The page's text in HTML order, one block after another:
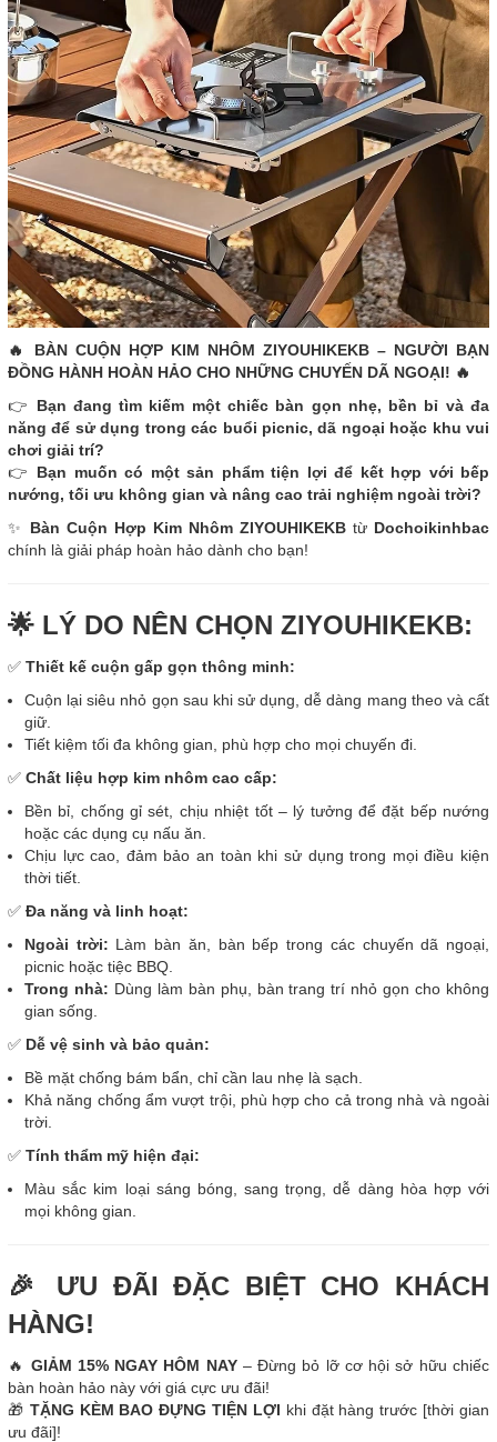
🔥 BÀN CUỘN HỢP KIM NHÔM ZIYOUHIKEKB – NGƯỜI BẠN
ĐỒNG HÀNH HOÀN HẢO CHO NHỮNG CHUYẾN DÃ NGOẠI! 🔥
👉 Bạn đang tìm kiếm một chiếc bàn gọn nhẹ, bền bỉ và đa
năng để sử dụng trong các buổi picnic, dã ngoại hoặc khu vui
chơi giải trí?
👉 Bạn muốn có một sản phẩm tiện lợi để kết hợp với bếp
nướng, tối ưu không gian và nâng cao trải nghiệm ngoài trời?
✨ Bàn Cuộn Hợp Kim Nhôm ZIYOUHIKEKB từ Dochoikinhbac
chính là giải pháp hoàn hảo dành cho bạn!
🌟 LÝ DO NÊN CHỌN ZIYOUHIKEKB:
✅ Thiết kế cuộn gấp gọn thông minh:
Cuộn lại siêu nhỏ gọn sau khi sử dụng, dễ dàng mang theo và cất
giữ.
Tiết kiệm tối đa không gian, phù hợp cho mọi chuyến đi.
✅ Chất liệu hợp kim nhôm cao cấp:
Bền bỉ, chống gỉ sét, chịu nhiệt tốt – lý tưởng để đặt bếp nướng
hoặc các dụng cụ nấu ăn.
Chịu lực cao, đảm bảo an toàn khi sử dụng trong mọi điều kiện
thời tiết.
✅ Đa năng và linh hoạt:
Ngoài trời: Làm bàn ăn, bàn bếp trong các chuyến dã ngoại,
picnic hoặc tiệc BBQ.
Trong nhà: Dùng làm bàn phụ, bàn trang trí nhỏ gọn cho không
gian sống.
✅ Dễ vệ sinh và bảo quản:
Bề mặt chống bám bẩn, chỉ cần lau nhẹ là sạch.
Khả năng chống ẩm vượt trội, phù hợp cho cả trong nhà và ngoài
trời.
✅ Tính thẩm mỹ hiện đại:
Màu sắc kim loại sáng bóng, sang trọng, dễ dàng hòa hợp với
mọi không gian.
🎉 ƯU ĐÃI ĐẶC BIỆT CHO KHÁCH
HÀNG!
🔥 GIẢM 15% NGAY HÔM NAY– Đừng bỏ lỡ cơ hội sở hữu chiếc
bàn hoàn hảo này với giá cực ưu đãi!
🎁 TẶNG KÈM BAO ĐỰNG TIỆN LỢI khi đặt hàng trước [thời gian
ưu đãi]!